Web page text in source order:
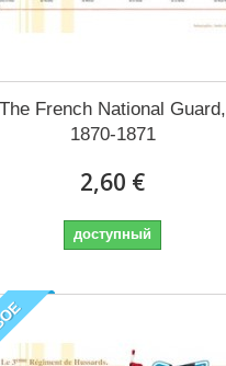
The French National Guard,
1870-1871
2,60 €
доступный